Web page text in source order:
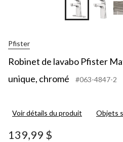
Pfister
Robinet de lavabo Pfister
unique, chromé
#063-4847-2
Voir détails du produit Objets
139,99 $